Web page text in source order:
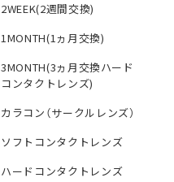
2WEEK(2週間交換)
1MONTH(1ヵ月交換)
3MONTH(3ヵ月交換ハード
コンタクトレンズ)
カラコン（サークルレンズ）
ソフトコンタクトレンズ
ハードコンタクトレンズ